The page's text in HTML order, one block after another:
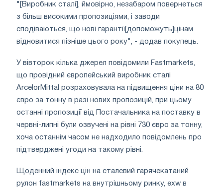
"[Виробник сталі], ймовірно, незабаром повернеться
з більш високими пропозиціями, і заводи
сподіваються, що нові гарантії[допоможуть]цінам
відновитися пізніше цього року", - додав покупець.
У вівторок кілька джерел повідомили Fastmarkets,
що провідний європейський виробник сталі
ArcelorMittal розраховувала на підвищення ціни на 80
євро за тонну в разі нових пропозицій, при цьому
останні пропозиції від Постачальника на поставку в
червні-липні були озвучені на рівні 730 євро за тонну,
хоча останнім часом не надходило повідомлень про
підтверджені угоди на такому рівні.
Щоденний індекс цін на сталевий гарячекатаний
рулон fastmarkets на внутрішньому ринку, exw в